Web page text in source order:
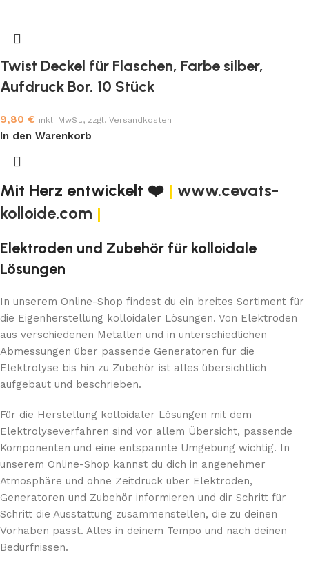
Twist Deckel für Flaschen, Farbe silber,
Aufdruck Bor, 10 Stück
9,80 € inkl. MwSt., zzgl. Versandkosten
In den Warenkorb
Mit Herz entwickelt ❤️ | www.cevats-
kolloide.com |
Elektroden und Zubehör für kolloidale
Lösungen
In unserem Online-Shop findest du ein breites Sortiment für
die Eigenherstellung kolloidaler Lösungen. Von Elektroden
aus verschiedenen Metallen und in unterschiedlichen
Abmessungen über passende Generatoren für die
Elektrolyse bis hin zu Zubehör ist alles übersichtlich
aufgebaut und beschrieben.
Für die Herstellung kolloidaler Lösungen mit dem
Elektrolyseverfahren sind vor allem Übersicht, passende
Komponenten und eine entspannte Umgebung wichtig. In
unserem Online-Shop kannst du dich in angenehmer
Atmosphäre und ohne Zeitdruck über Elektroden,
Generatoren und Zubehör informieren und dir Schritt für
Schritt die Ausstattung zusammenstellen, die zu deinen
Vorhaben passt. Alles in deinem Tempo und nach deinen
Bedürfnissen.